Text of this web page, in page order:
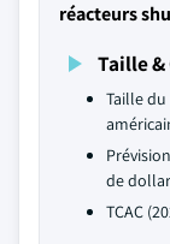
réacteurs
Taille
Taille
de
TCAC